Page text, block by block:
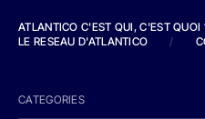
ATLANTICO C'EST QUI, C'EST QUOI
LE RESEAU D'ATLANTICO
/
CATEGORIES